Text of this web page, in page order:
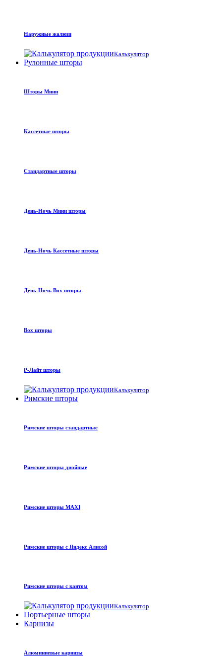
Наружные жалюзи
Калькулятор
Рулонные шторы
Шторы Мини
Кассетные шторы
Стандартные шторы
День-Ночь Мини шторы
День-Ночь Кассетные шторы
День-Ночь Box шторы
Box шторы
Р-Лайт шторы
Калькулятор
Римские шторы
Римские шторы стандартные
Римские шторы двойные
Римские шторы MAXI
Римские шторы с Яндекс Алисой
Римские шторы с кантом
Калькулятор
Портьерные шторы
Карнизы
Алюминиевые карнизы